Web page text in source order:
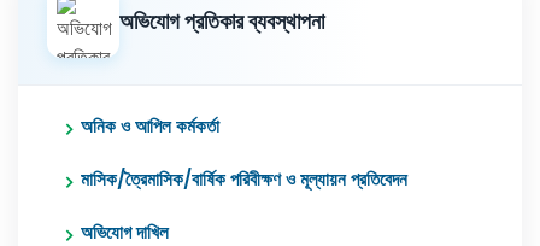
অভিযোগ প্রতিকার ব্যবস্থাপনা
অনিক ও আপিল কর্মকর্তা
মাসিক/ত্রৈমাসিক/বার্ষিক পরিবীক্ষণ ও মূল্যায়ন প্রতিবেদন
অভিযোগ দাখিল